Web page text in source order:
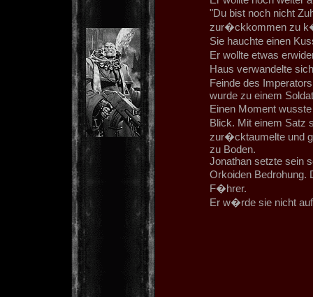
"Du bist noch nicht
zur�ckkommen zu
Sie hauchte einen
Er wollte etwas
Haus verwandelte
Feinde des
wurde zu einem
Einen Moment
Blick. Mit einem Satz
zur�cktaumelte und
zu Boden.
Jonathan setzte sein
Orkoiden Bedrohung.
F�hrer.
Er w�rde sie nicht